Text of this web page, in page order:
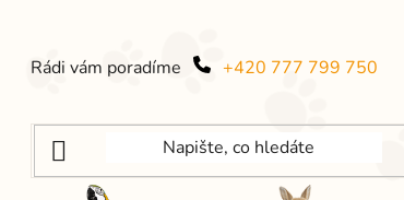
Rádi vám poradíme
+420 777 799 750